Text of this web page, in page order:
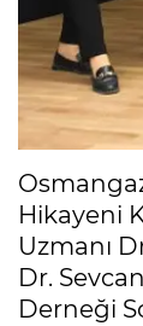
Hikayeni
Uzmanı
Dr.
Derneği